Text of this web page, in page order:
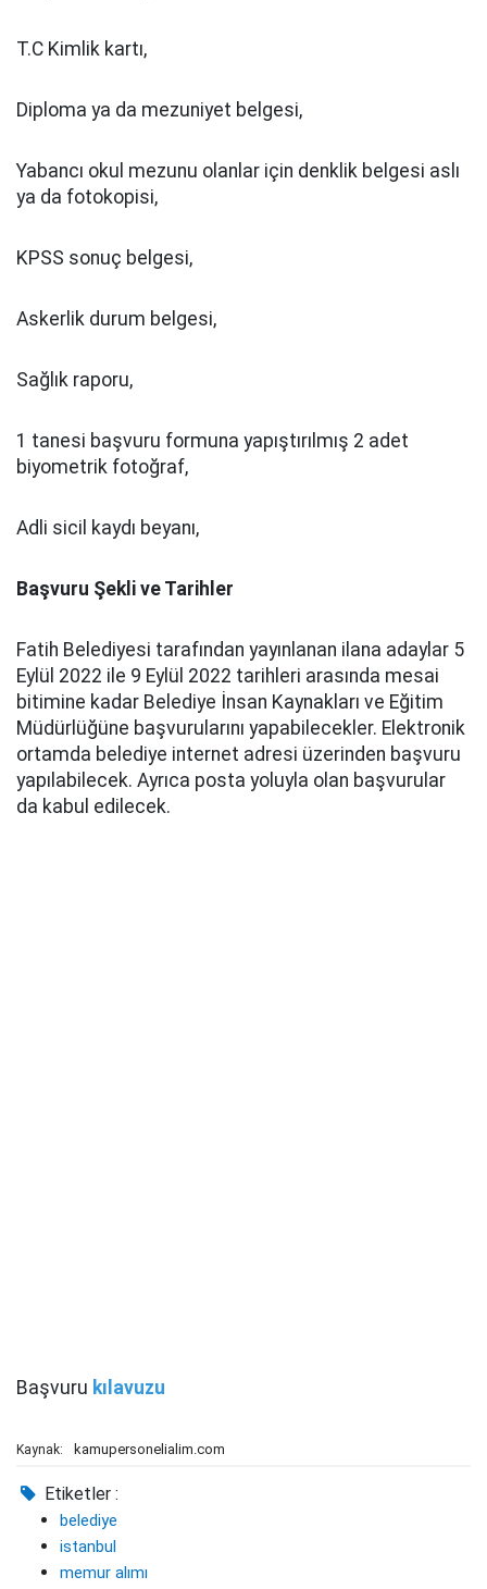
T.C Kimlik kartı,
Diploma ya da mezuniyet belgesi,
Yabancı okul mezunu olanlar için denklik belgesi aslı
ya da fotokopisi,
KPSS sonuç belgesi,
Askerlik durum belgesi,
Sağlık raporu,
1 tanesi başvuru formuna yapıştırılmış 2 adet
biyometrik fotoğraf,
Adli sicil kaydı beyanı,
Başvuru Şekli ve Tarihler
Fatih Belediyesi tarafından yayınlanan ilana adaylar 5
Eylül 2022 ile 9 Eylül 2022 tarihleri arasında mesai
bitimine kadar Belediye İnsan Kaynakları ve Eğitim
Müdürlüğüne başvurularını yapabilecekler. Elektronik
ortamda belediye internet adresi üzerinden başvuru
yapılabilecek. Ayrıca posta yoluyla olan başvurular
da kabul edilecek.
Başvuru kılavuzu
Kaynak: kamupersonelialim.com
Etiketler :
belediye
istanbul
memur alımı